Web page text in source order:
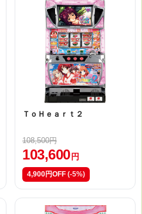
ＴｏＨｅａｒｔ２
108,500円
103,600 円
4,900円OFF (-5%)